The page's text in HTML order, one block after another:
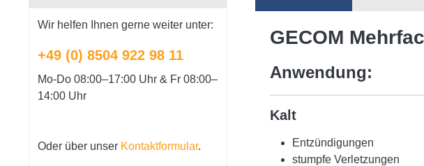
Wir helfen Ihnen gerne weiter unter:
+49 (0) 8504 922 98 11
Mo-Do 08:00–17:00 Uhr & Fr 08:00–
14:00 Uhr
Oder über unser Kontaktformular.
GECOM
Anwendung:
Kalt
Entzündigungen
stumpfe Verletzungen